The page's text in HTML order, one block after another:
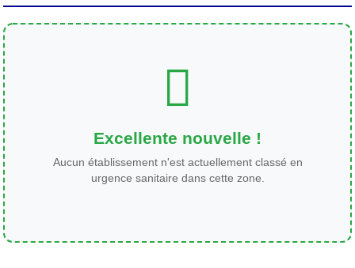
Excellente nouvelle !
Aucun établissement n'est actuellement classé en
urgence sanitaire dans cette zone.